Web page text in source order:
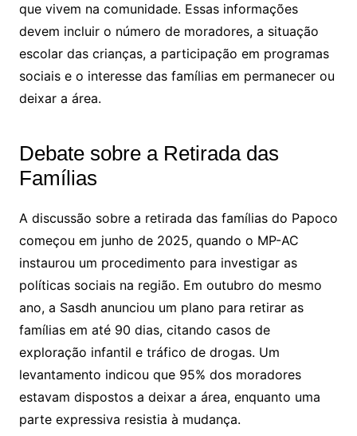
que vivem na comunidade. Essas informações
devem incluir o número de moradores, a situação
escolar das crianças, a participação em programas
sociais e o interesse das famílias em permanecer ou
deixar a área.
Debate sobre a Retirada das
Famílias
A discussão sobre a retirada das famílias do Papoco
começou em junho de 2025, quando o MP-AC
instaurou um procedimento para investigar as
políticas sociais na região. Em outubro do mesmo
ano, a Sasdh anunciou um plano para retirar as
famílias em até 90 dias, citando casos de
exploração infantil e tráfico de drogas. Um
levantamento indicou que 95% dos moradores
estavam dispostos a deixar a área, enquanto uma
parte expressiva resistia à mudança.